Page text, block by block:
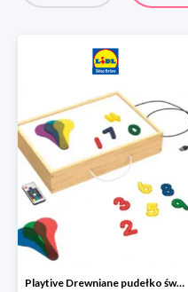
Playtive Drewniane pudełko świetlne MONTESSORI